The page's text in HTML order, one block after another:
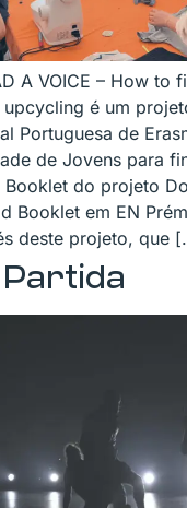
A VOICE – How to
é um
Portuguesa de
de Jovens para
do projeto
Booklet em EN
deste projeto, que
Partida